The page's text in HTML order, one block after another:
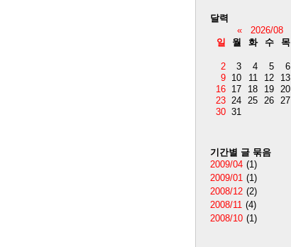
달력
«
2026/08
일
월 화 수 목
2
3 4 5 6
9 10 11 12 13
16 17 18 19 20
23 24 25 26 27
30 31
기간별 글 묶음
2009/04 (1)
2009/01 (1)
2008/12 (2)
2008/11 (4)
2008/10 (1)